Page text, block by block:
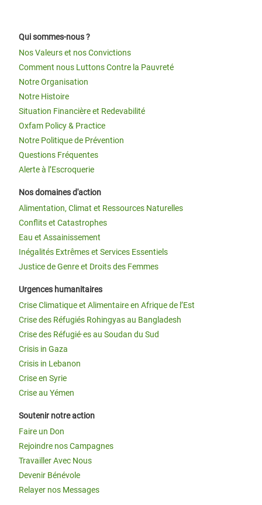
Qui sommes-nous ?
Nos Valeurs et nos Convictions
Comment nous Luttons Contre la Pauvreté
Notre Organisation
Notre Histoire
Situation Financière et Redevabilité
Oxfam Policy & Practice
Notre Politique de Prévention
Questions Fréquentes
Alerte à l’Escroquerie
Nos domaines d'action
Alimentation, Climat et Ressources Naturelles
Conflits et Catastrophes
Eau et Assainissement
Inégalités Extrêmes et Services Essentiels
Justice de Genre et Droits des Femmes
Urgences humanitaires
Crise Climatique et Alimentaire en Afrique de l’Est
Crise des Réfugiés Rohingyas au Bangladesh
Crise des Réfugié·es au Soudan du Sud
Crisis in Gaza
Crisis in Lebanon
Crise en Syrie
Crise au Yémen
Soutenir notre action
Faire un Don
Rejoindre nos Campagnes
Travailler Avec Nous
Devenir Bénévole
Relayer nos Messages